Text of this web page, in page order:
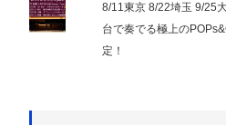
8/11東京 8/22埼玉 9/25
台で奏でる極上の
定！